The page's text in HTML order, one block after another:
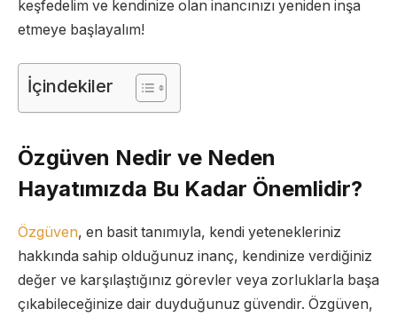
keşfedelim ve kendinize olan inancınızı yeniden inşa
etmeye başlayalım!
İçindekiler
Özgüven Nedir ve Neden
Hayatımızda Bu Kadar Önemlidir?
Özgüven, en basit tanımıyla, kendi yetenekleriniz
hakkında sahip olduğunuz inanç, kendinize verdiğiniz
değer ve karşılaştığınız görevler veya zorluklarla başa
çıkabileceğinize dair duyduğunuz güvendir. Özgüven,